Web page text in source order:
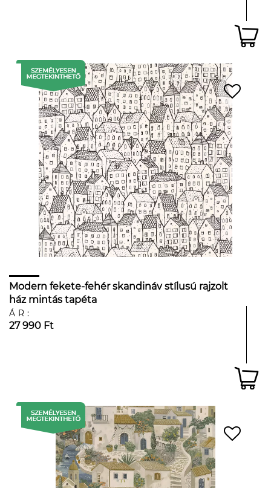
Modern fekete-fehér skandináv stílusú rajzolt
ház mintás tapéta
ÁR:
27 990 Ft